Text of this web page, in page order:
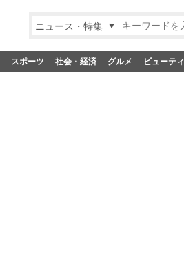
ニュース・特集
スポーツ 社会・経済 グルメ ビューティ